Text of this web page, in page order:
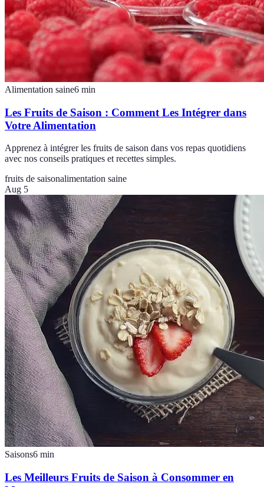
Alimentation saine6 min
Les Fruits de Saison : Comment Les Intégrer dans
Votre Alimentation
Apprenez à intégrer les fruits de saison dans vos repas quotidiens
avec nos conseils pratiques et recettes simples.
fruits de saisonalimentation saine
Aug 5
Saisons6 min
Les Meilleurs Fruits de Saison à Consommer en